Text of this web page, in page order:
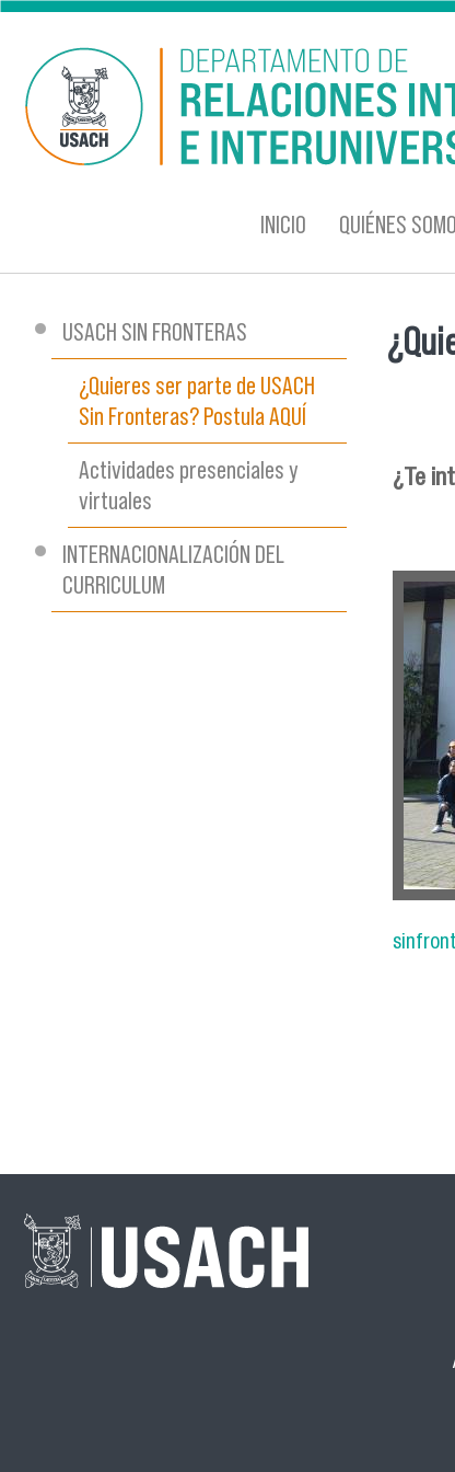
Pasar al contenido principal
INICIO QUIÉNES
USACH SIN FRONTERAS
¿Quieres ser parte de USACH
Sin Fronteras? Postula AQUÍ
Actividades presenciales y
virtuales
INTERNACIONALIZACIÓN DEL
CURRICULUM
Se
¿Te